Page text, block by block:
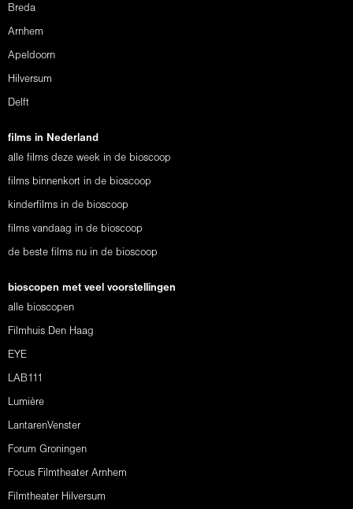
Breda
Arnhem
Apeldoorn
Hilversum
Delft
films in Nederland
alle films deze week in de bioscoop
films binnenkort in de bioscoop
kinderfilms in de bioscoop
films vandaag in de bioscoop
de beste films nu in de bioscoop
bioscopen met veel voorstellingen
alle bioscopen
Filmhuis Den Haag
EYE
LAB111
Lumière
LantarenVenster
Forum Groningen
Focus Filmtheater Arnhem
Filmtheater Hilversum